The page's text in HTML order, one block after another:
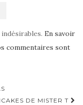
En savoir
commentaires sont
DE MISTER T